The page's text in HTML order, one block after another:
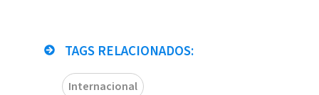
TAGS RELACIONADOS:
Internacional